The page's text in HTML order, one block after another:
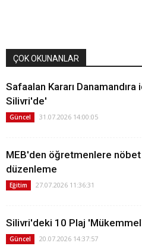
ÇOK OKUNANLAR
Safaalan Kararı
Silivri'de'
Güncel 31.07.2026 14:00:05
MEB'den öğretmenlere
düzenleme
Eğitim 27.07.2026 11:36:31
Silivri'deki 10 Plaj 'Mükemmel'
Güncel 20.07.2026 14:37:57